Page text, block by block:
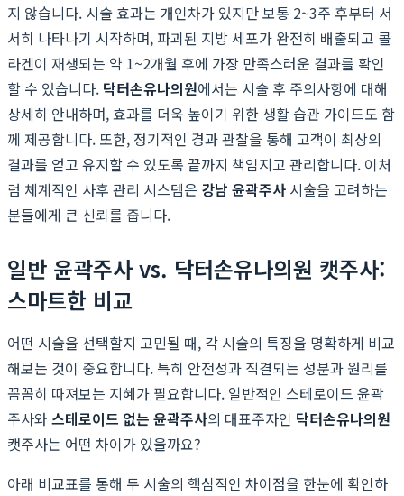
지 않습니다. 시술 효과는 개인차가 있지만 보통 2~3주 후부터 서
서히 나타나기 시작하며, 파괴된 지방 세포가 완전히 배출되고 콜
라겐이 재생되는 약 1~2개월 후에 가장 만족스러운 결과를 확인
할 수 있습니다. 닥터손유나의원에서는 시술 후 주의사항에 대해
상세히 안내하며, 효과를 더욱 높이기 위한 생활 습관 가이드도 함
께 제공합니다. 또한, 정기적인 경과 관찰을 통해 고객이 최상의
결과를 얻고 유지할 수 있도록 끝까지 책임지고 관리합니다. 이처
럼 체계적인 사후 관리 시스템은 강남 윤곽주사 시술을 고려하는
분들에게 큰 신뢰를 줍니다.
일반 윤곽주사 vs. 닥터손유나의원 캣주사:
스마트한 비교
어떤 시술을 선택할지 고민될 때, 각 시술의 특징을 명확하게 비교
해보는 것이 중요합니다. 특히 안전성과 직결되는 성분과 원리를
꼼꼼히 따져보는 지혜가 필요합니다. 일반적인 스테로이드 윤곽
주사와 스테로이드 없는 윤곽주사의 대표주자인 닥터손유나의원
캣주사는 어떤 차이가 있을까요?
아래 비교표를 통해 두 시술의 핵심적인 차이점을 한눈에 확인하